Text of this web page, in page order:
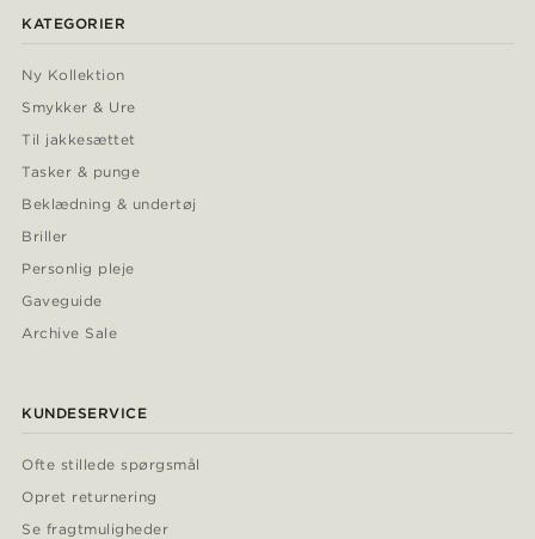
KATEGORIER
Ny Kollektion
Smykker & Ure
Til jakkesættet
Tasker & punge
Beklædning & undertøj
Briller
Personlig pleje
Gaveguide
Archive Sale
KUNDESERVICE
Ofte stillede spørgsmål
Opret returnering
Se fragtmuligheder